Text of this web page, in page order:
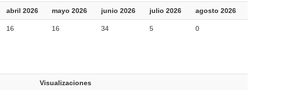
abril 2026 mayo 2026 junio 2026 julio 2026 agosto 2026
16 16 34 5 0
Visualizaciones